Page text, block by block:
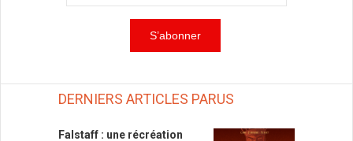
DERNIERS ARTICLES PARUS
Falstaff : une récréation